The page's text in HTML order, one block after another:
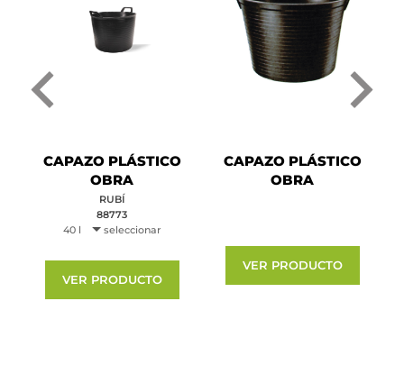
CAPAZO PLÁSTICO
OBRA
RUBÍ
88773
40 l
seleccionar
VER PRODUCTO
CAPAZO PLÁSTICO
OBRA
VER PRODUCTO